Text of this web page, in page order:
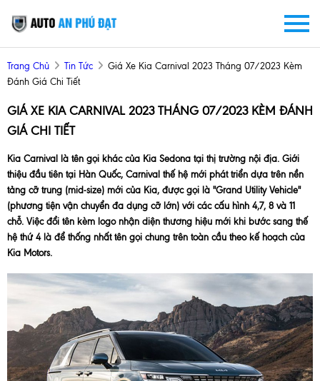
Trang Chủ Tin Tức
Giá Xe Kia Carnival 2023 Tháng 07/2023 Kèm
Đánh Giá Chi Tiết
GIÁ XE KIA CARNIVAL 2023 THÁNG 07/2023 KÈM ĐÁNH
GIÁ CHI TIẾT
Kia Carnival là tên gọi khác của Kia Sedona tại thị trường nội địa. Giới
thiệu đầu tiên tại Hàn Quốc, Carnival thế hệ mới phát triển dựa trên nền
tảng cỡ trung (mid-size) mới của Kia, được gọi là "Grand Utility Vehicle"
(phương tiện vận chuyển đa dụng cỡ lớn) với các cấu hình 4,7, 8 và 11
chỗ. Việc đổi tên kèm logo nhận diện thương hiệu mới khi bước sang thế
hệ thứ 4 là để thống nhất tên gọi chung trên toàn cầu theo kế hoạch của
Kia Motors.